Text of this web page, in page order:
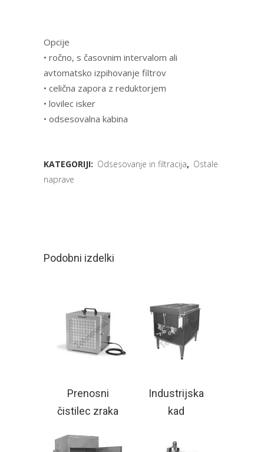
Opcije
• ročno, s časovnim intervalom ali
avtomatsko izpihovanje filtrov
• celična zapora z reduktorjem
• lovilec isker
• odsesovalna kabina
KATEGORIJI: Odsesovanje in filtracija, Ostale
naprave
Podobni izdelki
Prenosni
čistilec zraka
Industrijska
kad